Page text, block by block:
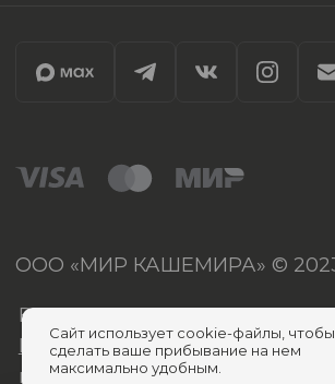
Сайт использует cookie-файлы, чтобы
сделать ваше прибывание на нем
максимально удобным.